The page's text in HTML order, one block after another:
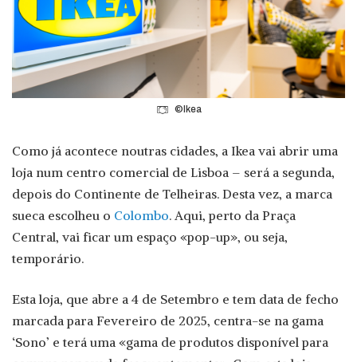
©Ikea
Como já acontece noutras cidades, a Ikea vai abrir uma
loja num centro comercial de Lisboa – será a segunda,
depois do Continente de Telheiras. Desta vez, a marca
sueca escolheu o Colombo. Aqui, perto da Praça
Central, vai ficar um espaço «pop-up», ou seja,
temporário.
Esta loja, que abre a 4 de Setembro e tem data de fecho
marcada para Fevereiro de 2025, centra-se na gama
‘Sono’ e terá uma «gama de produtos disponível para